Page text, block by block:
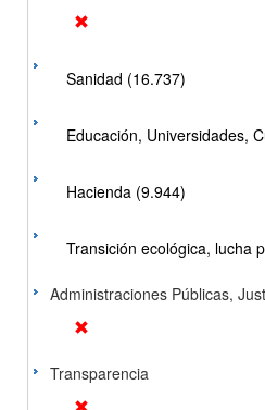
Sanidad (16.737)
Educación, Universidades,
Hacienda (9.944)
Transición ecológica, lucha
Administraciones Públicas,
Transparencia